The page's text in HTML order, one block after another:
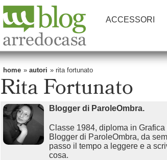
ACCESSORI
home » autori » rita fortunato
Rita Fortunato
Blogger di ParoleOmbra.
Classe 1984, diploma in
Blogger di ParoleOmbra, da
passo il tempo a leggere e a
cosa.